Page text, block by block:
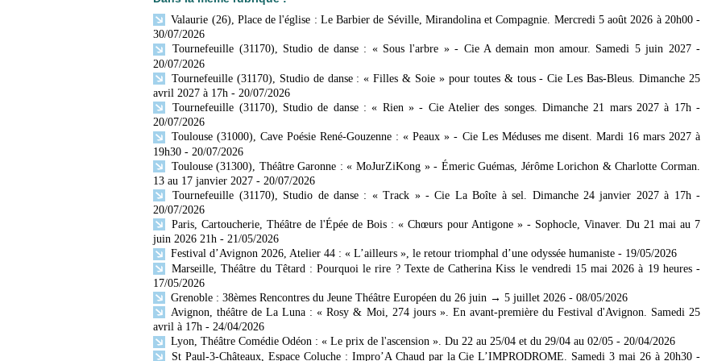
Valaurie (26), Place de l'église : Le Barbier de Séville, Mirandolina et Compagnie. Mercredi 5 août 2026 à 20h00 -
30/07/2026
Tournefeuille (31170), Studio de danse : « Sous l'arbre » - Cie A demain mon amour. Samedi 5 juin 2027 -
20/07/2026
Tournefeuille (31170), Studio de danse : « Filles & Soie » pour toutes & tous - Cie Les Bas-Bleus. Dimanche 25
avril 2027 à 17h - 20/07/2026
Tournefeuille (31170), Studio de danse : « Rien » - Cie Atelier des songes. Dimanche 21 mars 2027 à 17h -
20/07/2026
Toulouse (31000), Cave Poésie René-Gouzenne : « Peaux » - Cie Les Méduses me disent. Mardi 16 mars 2027 à
19h30 - 20/07/2026
Toulouse (31300), Théâtre Garonne : « MoJurZiKong » - Émeric Guémas, Jérôme Lorichon & Charlotte Corman.
13 au 17 janvier 2027 - 20/07/2026
Tournefeuille (31170), Studio de danse : « Track » - Cie La Boîte à sel. Dimanche 24 janvier 2027 à 17h -
20/07/2026
Paris, Cartoucherie, Théâtre de l'Épée de Bois : « Chœurs pour Antigone » - Sophocle, Vinaver. Du 21 mai au 7
juin 2026 21h - 21/05/2026
Festival d’Avignon 2026, Atelier 44 : « L’ailleurs », le retour triomphal d’une odyssée humaniste - 19/05/2026
Marseille, Théâtre du Têtard : Pourquoi le rire ? Texte de Catherina Kiss le vendredi 15 mai 2026 à 19 heures -
17/05/2026
Grenoble : 38èmes Rencontres du Jeune Théâtre Européen du 26 juin → 5 juillet 2026 - 08/05/2026
Avignon, théâtre de La Luna : « Rosy & Moi, 274 jours ». En avant-première du Festival d'Avignon. Samedi 25
avril à 17h - 24/04/2026
Lyon, Théâtre Comédie Odéon : « Le prix de l'ascension ». Du 22 au 25/04 et du 29/04 au 02/05 - 20/04/2026
St Paul-3-Châteaux, Espace Coluche : Impro’A Chaud par la Cie L’IMPRODROME. Samedi 3 mai 26 à 20h30 -